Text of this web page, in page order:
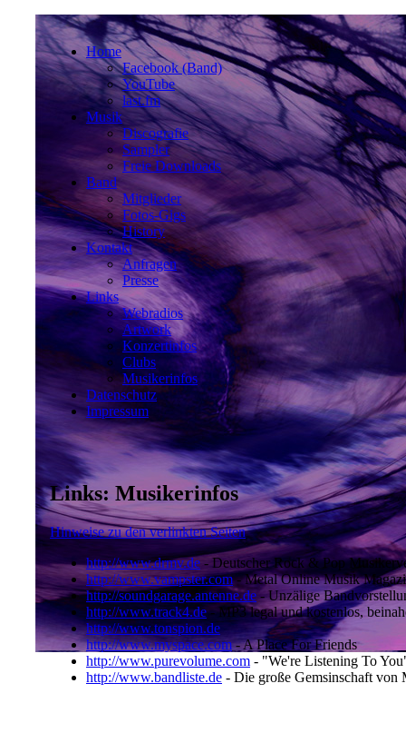
Home
Facebook (Band)
YouTube
last.fm
Musik
Discografie
Sampler
Freie Downloads
Band
Mitglieder
Fotos-Gigs
History
Kontakt
Anfragen
Presse
Links
Webradios
Artwork
Konzertinfos
Clubs
Musikerinfos
Datenschutz
Impressum
Links: Musikerinfos
Hinweise zu den verlinkten Seiten
http://www.drmv.de - Deutscher Rock & Pop
http://www.vampster.com- Metal Online Musik
http://soundgarage.antenne.de - Unzälige
http://www.track4.de - MP3 legal und kostenlos,
http://www.tonspion.de
http://www.myspace.com- A Place For Friends
http://www.purevolume.com - "We're Listening To
http://www.bandliste.de - Die große Gemsinschaft von